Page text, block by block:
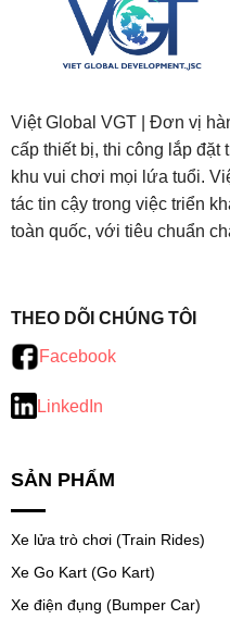
Việt Global VGT | Đơn vị
cấp thiết bị, thi công lắp đặt
khu vui chơi mọi lứa tuổi.
tác tin cậy trong việc triển
toàn quốc, với tiêu chuẩn
THEO DÕI CHÚNG TÔI
Facebook
LinkedIn
SẢN PHẨM
Xe lửa trò chơi (Train Rides)
Xe Go Kart (Go Kart)
Xe điện đụng (Bumper Car)